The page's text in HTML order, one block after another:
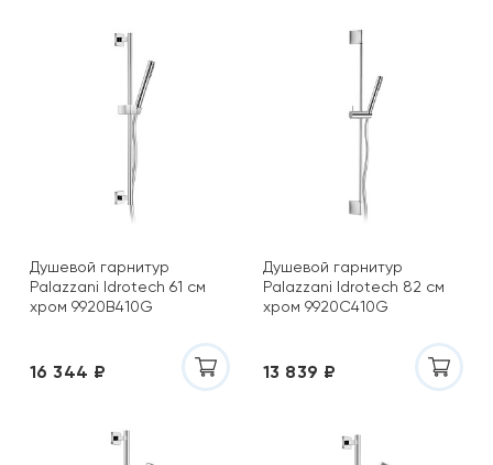
Душевой гарнитур
Palazzani Idrotech 61 см
хром 9920B410G
16 344 ₽
Душевой гарнитур
Palazzani Idrotech 82 см
хром 9920C410G
13 839 ₽